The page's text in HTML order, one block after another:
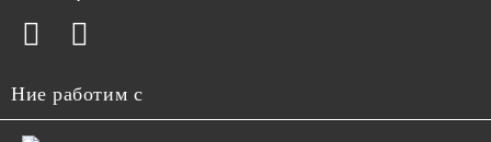
Ние работим с